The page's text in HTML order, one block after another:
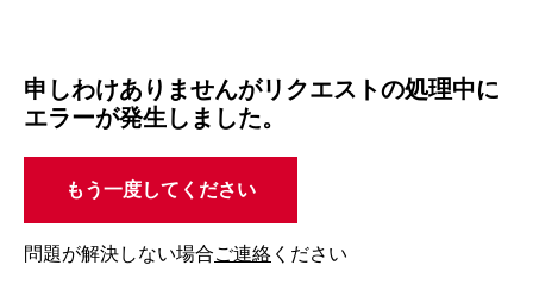
申しわけありませんがリクエストの処理中に
エラーが発生しました。
もう一度してください
問題が解決しない場合ご連絡 ください